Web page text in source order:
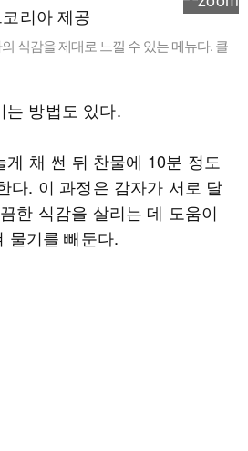
식감을 제대로 느낄 수 있는 메뉴다. 클
는 방법도 있다.
채 썬 뒤 찬물에 10분 정도
다. 이 과정은 감자가 서로 달
한 식감을 살리는 데 도움이
물기를 빼둔다.